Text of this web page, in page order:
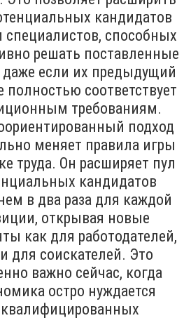
кандидатов
специалистов, способных
решать поставленные
даже если их предыдущий
полностью соответствует
требованиям.
подход
меняет правила игры
труда. Он расширяет пул
кандидатов
в два раза для каждой
открывая новые
как для работодателей,
для соискателей. Это
важно сейчас, когда
остро нуждается